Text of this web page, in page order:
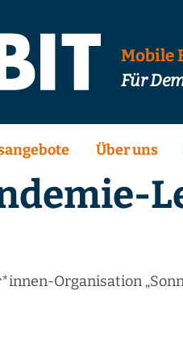
Mobile
Für
Über uns
Organisation